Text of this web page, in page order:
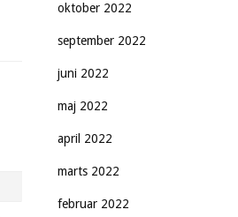
oktober 2022
september 2022
juni 2022
maj 2022
april 2022
marts 2022
februar 2022